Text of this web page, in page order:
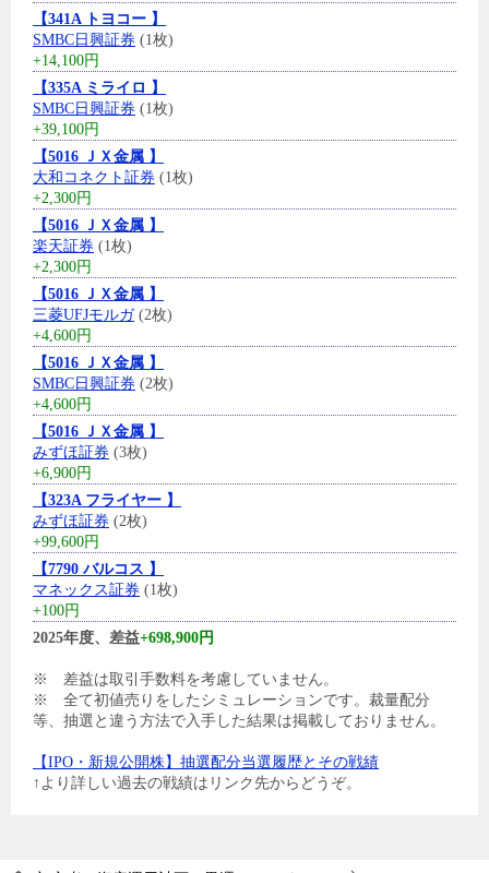
【341A トヨコー 】
SMBC日興証券 (1枚)
+14,100円
【335A ミライロ 】
SMBC日興証券 (1枚)
+39,100円
【5016 ＪＸ金属 】
大和コネクト証券 (1枚)
+2,300円
【5016 ＪＸ金属 】
楽天証券 (1枚)
+2,300円
【5016 ＪＸ金属 】
三菱UFJモルガ(2枚)
+4,600円
【5016 ＪＸ金属 】
SMBC日興証券 (2枚)
+4,600円
【5016 ＪＸ金属 】
みずほ証券 (3枚)
+6,900円
【323A フライヤー 】
みずほ証券 (2枚)
+99,600円
【7790 バルコス 】
マネックス証券 (1枚)
+100円
2025年度、差益+698,900円
※ 差益は取引手数料を考慮していません。
※ 全て初値売りをしたシミュレーションです。裁量配分
等、抽選と違う方法で入手した結果は掲載しておりません。
【IPO・新規公開株】抽選配分当選履歴とその戦績
↑より詳しい過去の戦績はリンク先からどうぞ。